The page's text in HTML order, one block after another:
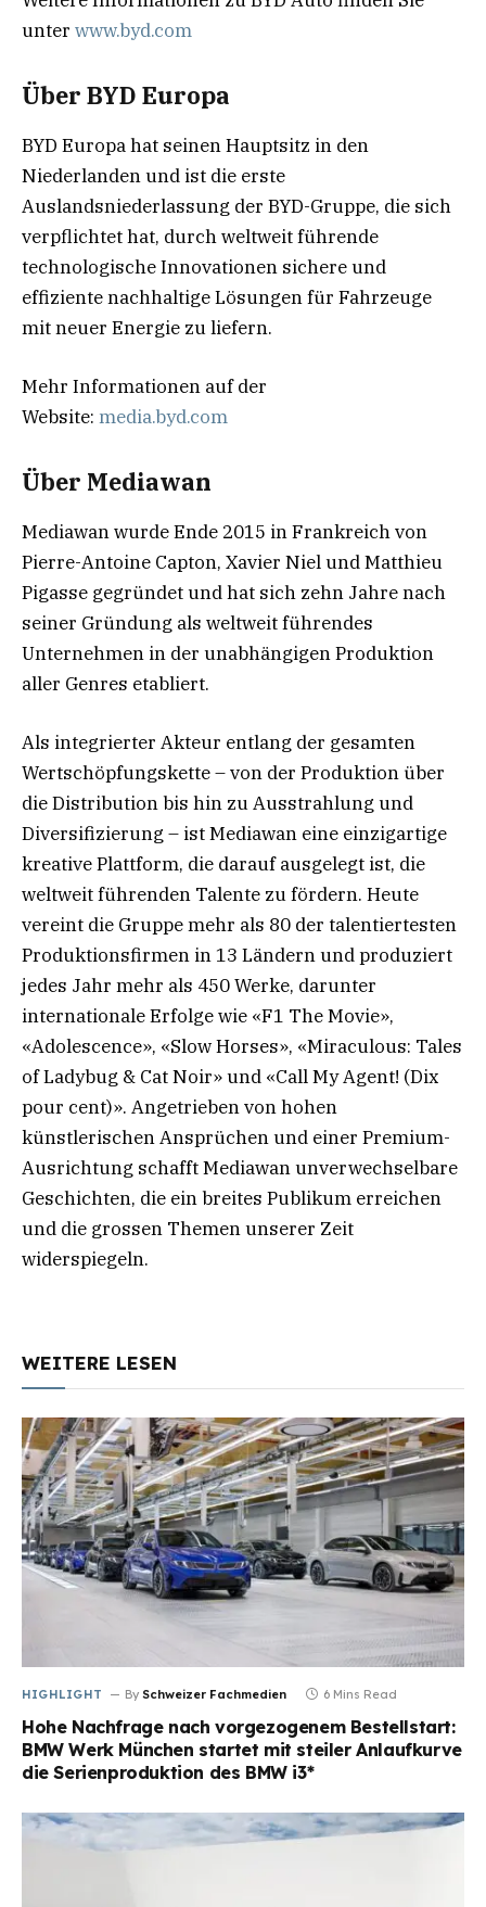
unter www.byd.com
Über BYD Europa
BYD Europa hat seinen Hauptsitz in den
Niederlanden und ist die erste
Auslandsniederlassung der BYD-Gruppe, die sich
verpflichtet hat, durch weltweit führende
technologische Innovationen sichere und
effiziente nachhaltige Lösungen für Fahrzeuge
mit neuer Energie zu liefern.
Mehr Informationen auf der
Website: media.byd.com
Über Mediawan
Mediawan wurde Ende 2015 in Frankreich von
Pierre-Antoine Capton, Xavier Niel und Matthieu
Pigasse gegründet und hat sich zehn Jahre nach
seiner Gründung als weltweit führendes
Unternehmen in der unabhängigen Produktion
aller Genres etabliert.
Als integrierter Akteur entlang der gesamten
Wertschöpfungskette – von der Produktion über
die Distribution bis hin zu Ausstrahlung und
Diversifizierung – ist Mediawan eine einzigartige
kreative Plattform, die darauf ausgelegt ist, die
weltweit führenden Talente zu fördern. Heute
vereint die Gruppe mehr als 80 der talentiertesten
Produktionsfirmen in 13 Ländern und produziert
jedes Jahr mehr als 450 Werke, darunter
internationale Erfolge wie «F1 The Movie»,
«Adolescence», «Slow Horses», «Miraculous: Tales
of Ladybug & Cat Noir» und «Call My Agent! (Dix
pour cent)». Angetrieben von hohen
künstlerischen Ansprüchen und einer Premium-
Ausrichtung schafft Mediawan unverwechselbare
Geschichten, die ein breites Publikum erreichen
und die grossen Themen unserer Zeit
widerspiegeln.
WEITERE LESEN
HIGHLIGHT By Schweizer Fachmedien 6 Mins Read
Hohe Nachfrage nach vorgezogenem Bestellstart:
BMW Werk München startet mit steiler Anlaufkurve
die Serienproduktion des BMW i3*